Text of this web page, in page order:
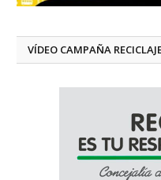
VÍDEO CAMPAÑA